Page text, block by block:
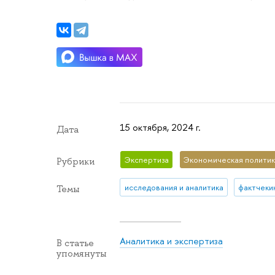
Дата 15 октября, 2024 г.
Рубрики Экспертиза Экономическая
Темы исследования и аналитика
В статье
упомянуты
Аналитика и экспертиза